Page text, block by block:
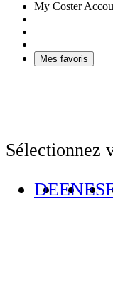
My Coster
Mes favoris
Sélectionnez
DEENES